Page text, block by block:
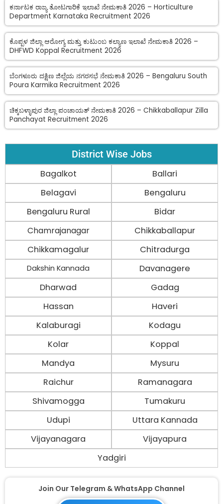
ಕರ್ನಾಟಕ ರಾಜ್ಯ ತೋಟಗಾರಿಕೆ ಇಲಾಖೆ ನೇಮಕಾತಿ 2026 – Horticulture
Department Karnataka Recruitment 2026
ಕೊಪ್ಪಳ ಜಿಲ್ಲಾ ಆರೋಗ್ಯ ಮತ್ತು ಕುಟುಂಬ ಕಲ್ಯಾಣ ಇಲಾಖೆ ನೇಮಕಾತಿ 2026 –
DHFWD Koppal Recruitment 2026
ಬೆಂಗಳೂರು ದಕ್ಷಿಣ ಜಿಲ್ಲೆಯ ನಗರಸಭೆ ನೇಮಕಾತಿ 2026 – Bengaluru South
Poura Karmika Recruitment 2026
ಚಿಕ್ಕಬಳ್ಳಾಪುರ ಜಿಲ್ಲಾ ಪಂಚಾಯತ್ ನೇಮಕಾತಿ 2026 – Chikkaballapur Zilla
Panchayat Recruitment 2026
District Wise Jobs
Bagalkot
Ballari
Belagavi
Bengaluru
Bengaluru Rural
Bidar
Chamrajanagar
Chikkaballapur
Chikkamagalur
Chitradurga
Dakshin Kannada
Davanagere
Dharwad
Gadag
Hassan
Haveri
Kalaburagi
Kodagu
Kolar
Koppal
Mandya
Mysuru
Raichur
Ramanagara
Shivamogga
Tumakuru
Udupi
Uttara Kannada
Vijayanagara
Vijayapura
Yadgiri
Join Our Telegram & WhatsApp Channel